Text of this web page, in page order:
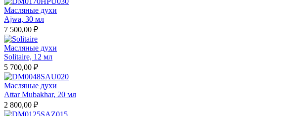
Масляные духи
Ajwa, 30 мл
7 500,00 ₽
Масляные духи
Solitaire, 12 мл
5 700,00 ₽
Масляные духи
Attar Mubakhar, 20 мл
2 800,00 ₽